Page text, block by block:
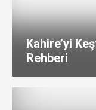
Kahire’yi
Rehberi